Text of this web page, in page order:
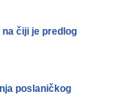
čiji je predlog
poslaničkog